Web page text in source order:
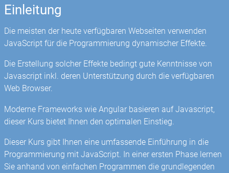
Einleitung
Die meisten der heute verfügbaren Webseiten verwenden
JavaScript für die Programmierung dynamischer Effekte.
Die Erstellung solcher Effekte bedingt gute Kenntnisse von
Javascript inkl. deren Unterstützung durch die verfügbaren
Web Browser.
Moderne Frameworks wie Angular basieren auf Javascript,
dieser Kurs bietet Ihnen den optimalen Einstieg.
Dieser Kurs gibt Ihnen eine umfassende Einführung in die
Programmierung mit JavaScript. In einer ersten Phase lernen
Sie anhand von einfachen Programmen die grundlegenden